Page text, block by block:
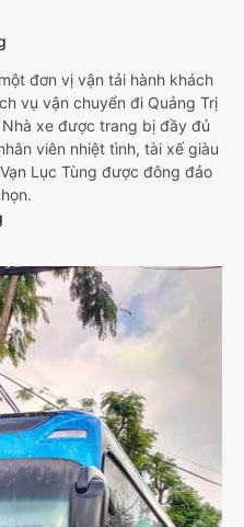
đơn vị vận tải hành khách
vụ vận chuyển đi Quảng Trị
xe được trang bị đầy đủ
viên nhiệt tình, tài xế giàu
Lục Tùng được đông đảo